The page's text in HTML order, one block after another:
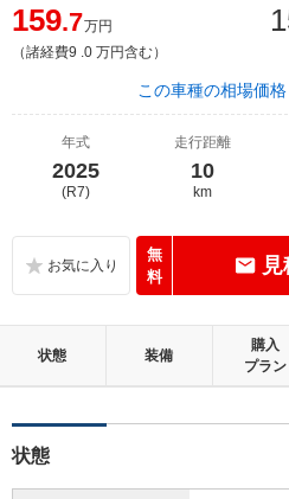
159.7万円
（諸経費9 .0 万円含む）
この車種の相場価
年式
2025
(R7)
走行距離
10
km
無
料
状態 装備
購入
プラン
状態